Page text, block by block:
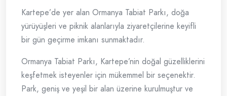
Kartepe’de yer alan Ormanya Tabiat Parkı, doğa
yürüyüşleri ve piknik alanlarıyla ziyaretçilerine keyifli
bir gün geçirme imkanı sunmaktadır.
Ormanya Tabiat Parkı, Kartepe’nin doğal güzelliklerini
keşfetmek isteyenler için mükemmel bir seçenektir.
Park, geniş ve yeşil bir alan üzerine kurulmuştur ve